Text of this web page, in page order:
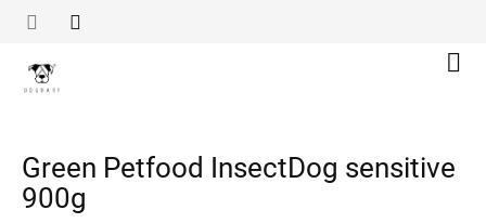
Green Petfood InsectDog sensitive
900g